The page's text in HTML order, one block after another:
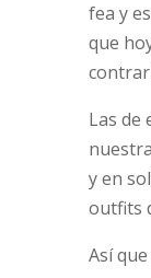
fea y
que
Las de
y en
outfits
Así